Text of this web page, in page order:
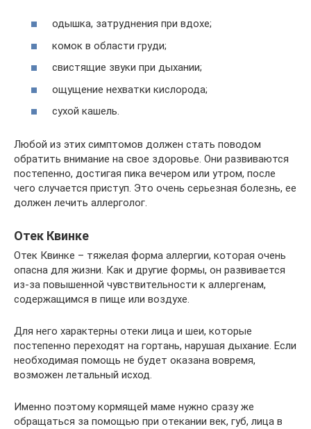
одышка, затруднения при вдохе;
комок в области груди;
свистящие звуки при дыхании;
ощущение нехватки кислорода;
сухой кашель.
Любой из этих симптомов должен стать поводом
обратить внимание на свое здоровье. Они развиваются
постепенно, достигая пика вечером или утром, после
чего случается приступ. Это очень серьезная болезнь, ее
должен лечить аллерголог.
Отек Квинке
Отек Квинке – тяжелая форма аллергии, которая очень
опасна для жизни. Как и другие формы, он развивается
из-за повышенной чувствительности к аллергенам,
содержащимся в пище или воздухе.
Для него характерны отеки лица и шеи, которые
постепенно переходят на гортань, нарушая дыхание. Если
необходимая помощь не будет оказана вовремя,
возможен летальный исход.
Именно поэтому кормящей маме нужно сразу же
обращаться за помощью при отекании век, губ, лица в